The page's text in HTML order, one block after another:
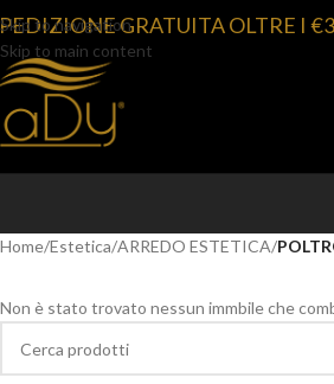
Skip to navigation
Skip to main content
GRATUITA OLTRE I
Home/Estetica/ARREDO ESTETICA/
Non è stato trovato nessun immbile che